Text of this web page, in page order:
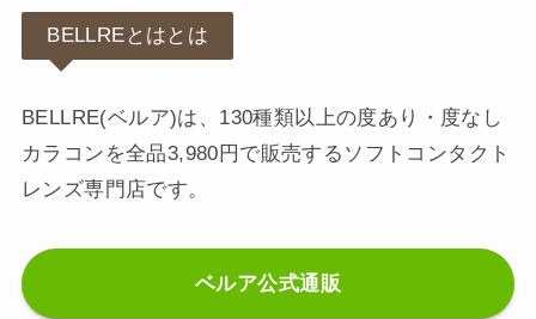
BELLREとはとは
BELLRE(ベルア)は、130種類以上の度あり・度なし
カラコンを全品3,980円で販売するソフトコンタクト
レンズ専門店です。
ベルア公式通販